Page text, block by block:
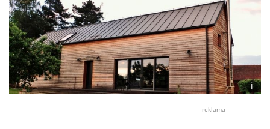
i
Foto:
reklama